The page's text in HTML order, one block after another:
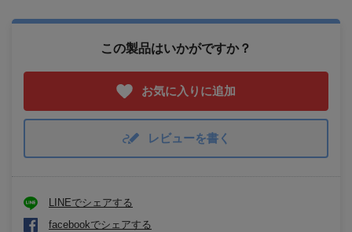
この製品はいかがですか？
お気に入りに追加
レビューを書く
LINEでシェアする
facebookでシェアする